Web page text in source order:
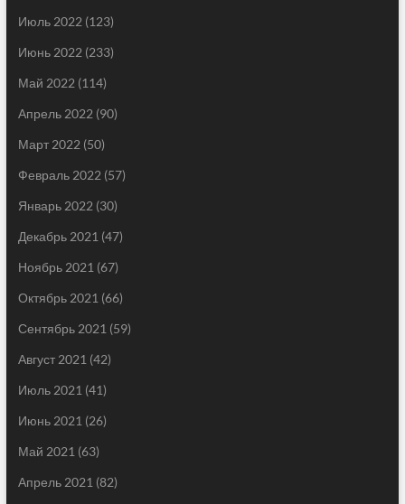
Июль 2022 (123)
Июнь 2022 (233)
Май 2022 (114)
Апрель 2022 (90)
Март 2022 (50)
Февраль 2022 (57)
Январь 2022 (30)
Декабрь 2021 (47)
Ноябрь 2021 (67)
Октябрь 2021 (66)
Сентябрь 2021 (59)
Август 2021 (42)
Июль 2021 (41)
Июнь 2021 (26)
Май 2021 (63)
Апрель 2021 (82)